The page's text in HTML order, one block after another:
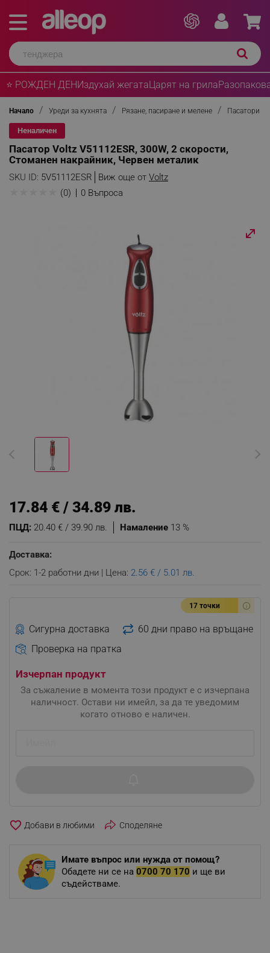
⭐ РОЖДЕН ДЕНИздухай жегатаЦарят на грила
Начало Уреди за кухнята Рязане, пасиране и мелене Пасатори
Неналичен
Пасатор Voltz V51112ESR, 300W, 2 скорости,
Стоманен накрайник, Червен металик
SKU ID: 5V51112ESR Виж още от Voltz
(0) 0 Въпроса
Намаление 13 %
ПЦД: 20.40 € / 39.90 лв.
17.84 € / 34.89 лв.
Доставка:
Срок: 1-2 работни дни | Цена: 2.56 € / 5.01 лв.
17 точки
Сигурна доставка
60 дни право на връщане
Проверка на пратка
Изчерпан продукт
За съжаление в момента този продукт е с изчерпана
наличност. Остави ни имейл, за да те уведомим
когато отново е наличен.
favorite_border Споделяне
Имате въпрос или нужда от помощ?
Обадете ни се на 0700 70 170 и ще ви
съдействаме.